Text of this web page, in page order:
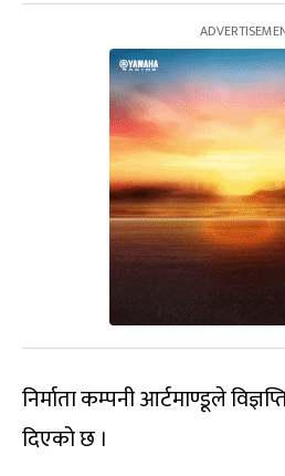
निर्माता कम्पनी आर्टमाण्डूले
दिएको छ ।